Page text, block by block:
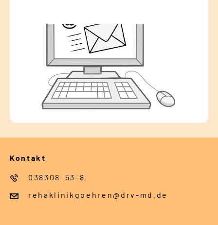
Kontakt
038308 53-8
rehaklinikgoehren@drv-md.de